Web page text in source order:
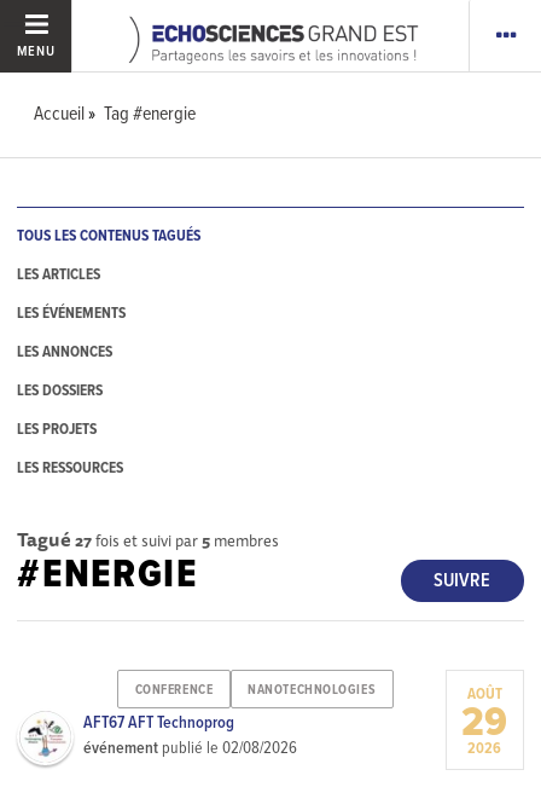
MENU
Accueil Tag #energie
TOUS LES CONTENUS TAGUÉS
LES ARTICLES
LES ÉVÉNEMENTS
LES ANNONCES
LES DOSSIERS
LES PROJETS
LES RESSOURCES
Tagué 27fois et suivi par 5 membres
SUIVRE
#ENERGIE
CONFERENCE NANOTECHNOLOGIES
AFT67 AFT Technoprog
événement publié le02/08/2026
AOÛT
29
2026